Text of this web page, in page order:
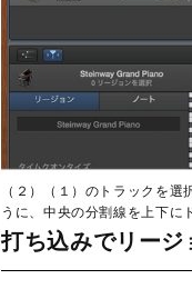
（２）（１）のトラックを
うに、中央の分割線を上下に
打ち込みでリージ